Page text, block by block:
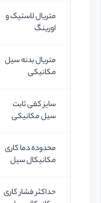
متریال لاستیک و
اورینگ
متریال بدنه سیل
مکانیکی
سایز کفی ثابت
سیل مکانیکی
محدوده دما کاری
مکانیکال سیل
حداکثر فشار کاری